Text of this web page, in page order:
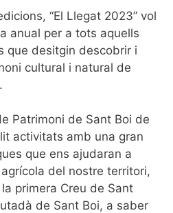
“El Llegat 2023” vol
anual per a tots aquells
que desitgin descobrir i
cultural i natural de
Patrimoni de Sant Boi de
activitats amb una gran
que ens ajudaran a
del nostre territori,
primera Creu de Sant
de Sant Boi, a saber